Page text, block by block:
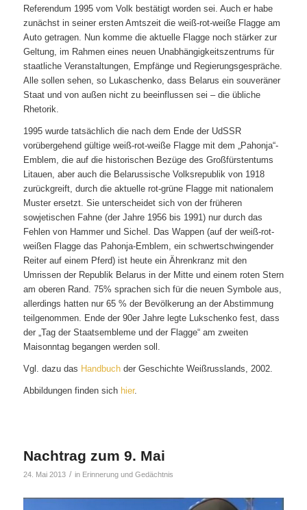
Referendum 1995 vom Volk bestätigt worden sei. Auch er habe
zunächst in seiner ersten Amtszeit die weiß-rot-weiße Flagge am
Auto getragen. Nun komme die aktuelle Flagge noch stärker zur
Geltung, im Rahmen eines neuen Unabhängigkeitszentrums für
staatliche Veranstaltungen, Empfänge und Regierungsgespräche.
Alle sollen sehen, so Lukaschenko, dass Belarus ein souveräner
Staat und von außen nicht zu beeinflussen sei – die übliche
Rhetorik.
1995 wurde tatsächlich die nach dem Ende der UdSSR
vorübergehend gültige weiß-rot-weiße Flagge mit dem „Pahonja“-
Emblem, die auf die historischen Bezüge des Großfürstentums
Litauen, aber auch die Belarussische Volksrepublik von 1918
zurückgreift, durch die aktuelle rot-grüne Flagge mit nationalem
Muster ersetzt. Sie unterscheidet sich von der früheren
sowjetischen Fahne (der Jahre 1956 bis 1991) nur durch das
Fehlen von Hammer und Sichel. Das Wappen (auf der weiß-rot-
weißen Flagge das Pahonja-Emblem, ein schwertschwingender
Reiter auf einem Pferd) ist heute ein Ährenkranz mit den
Umrissen der Republik Belarus in der Mitte und einem roten Stern
am oberen Rand. 75% sprachen sich für die neuen Symbole aus,
allerdings hatten nur 65 % der Bevölkerung an der Abstimmung
teilgenommen. Ende der 90er Jahre legte Lukschenko fest, dass
der „Tag der Staatsembleme und der Flagge“ am zweiten
Maisonntag begangen werden soll.
Vgl. dazu das Handbuch der Geschichte Weißrusslands, 2002.
Abbildungen finden sich hier.
Nachtrag zum 9. Mai
24. Mai 2013 / in Erinnerung und Gedächtnis